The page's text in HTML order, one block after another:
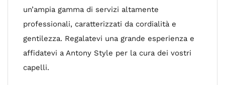
un’ampia gamma di servizi altamente
professionali, caratterizzati da cordialità e
gentilezza. Regalatevi una grande esperienza e
affidatevi a Antony Style per la cura dei vostri
capelli.